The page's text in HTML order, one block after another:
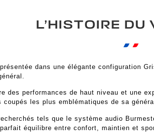
L’HISTOIRE DU
dans une élégante configuration
des performances de haut niveau et une
les plus emblématiques de sa
tels que le système audio
équilibre entre confort, maintien et